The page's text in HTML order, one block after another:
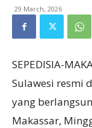
29 March, 2026
SEPEDISIA-
Sulawesi resmi
yang
Makassar,